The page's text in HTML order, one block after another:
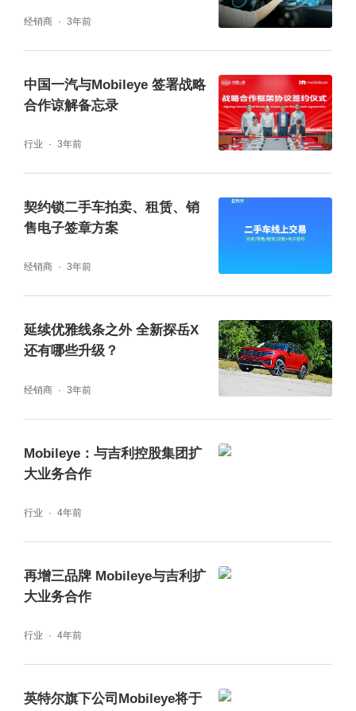
神经网络(DNN)和人工智能(AI)开发的软件。基
于深度学习的智能驾驶软件支持车道变更感
它最大的优点是在光线不足地区或者恶劣气候
经销商 3年前
中国一汽与Mobileye 签署战略
合作谅解备忘录
行业 3年前
契约锁二手车拍卖、租赁、销
售电子签章方案
经销商 3年前
延续优雅线条之外 全新探岳X
还有哪些升级？
经销商 3年前
Mobileye：与吉利控股集团扩
大业务合作
行业 4年前
再增三品牌 Mobileye与吉利扩
大业务合作
行业 4年前
英特尔旗下公司Mobileye将于